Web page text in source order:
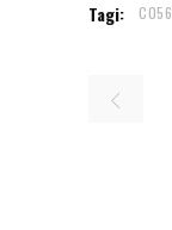
Tagi: C056